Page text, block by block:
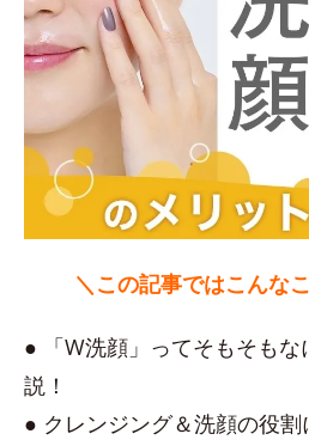
＼この記事ではこんな
● 「W洗顔」ってそもそも
説！
● クレンジング＆洗顔の役割